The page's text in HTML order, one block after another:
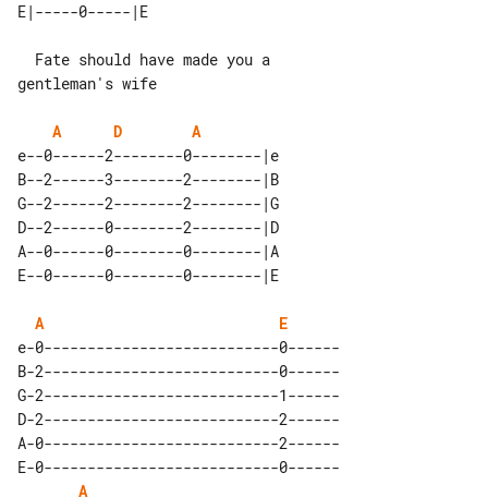
gentleman's wife
A D
A
e--0------2--------0--------|e
B--2------3--------2--------|B
G--2------2--------2--------|G
D--2------0--------2--------|D
A--0------0--------0--------|A
A
E
e-0---------------------------0------
B-2---------------------------0------
G-2---------------------------1------
D-2---------------------------2------
A-0---------------------------2------
E-0---------------------------0------
A